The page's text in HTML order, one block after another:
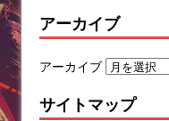
アーカイブ
アーカイブ
サイトマップ